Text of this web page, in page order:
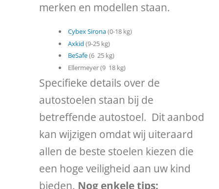
merken en modellen staan.
Cybex Sirona(0-18 kg)
Axkid (9-25 kg)
BeSafe(6  25 kg)
Ellermeyer (9  18 kg)
Specifieke details over de
autostoelen staan bij de
betreffende autostoel. Dit aanbod
kan wijzigen omdat wij uiteraard
allen de beste stoelen kiezen die
een hoge veiligheid aan uw kind
bieden. Nog enkele tips: